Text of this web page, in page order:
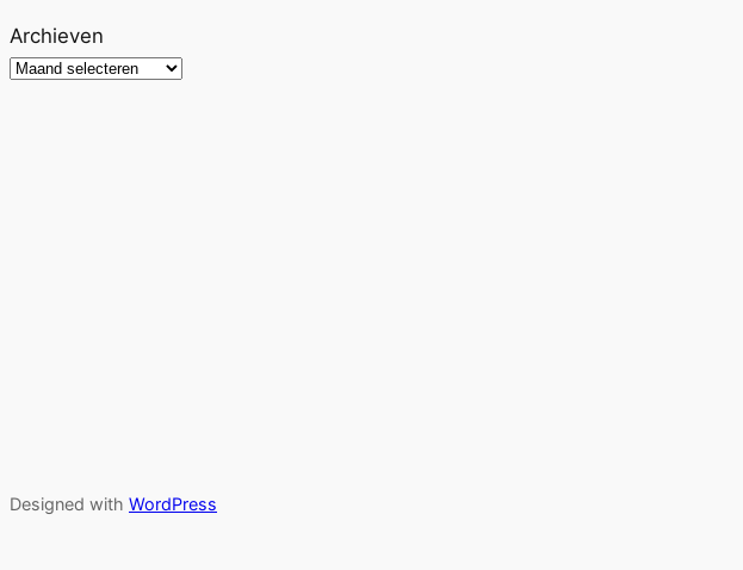
Archieven
Designed with WordPress